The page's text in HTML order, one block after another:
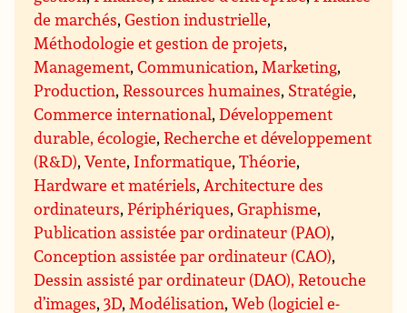
de marchés,Gestion industrielle,
Méthodologie et gestion de projets,
Management,Communication, Marketing,
Production,Ressources humaines, Stratégie,
Commerce international,Développement
durable, écologie,Recherche et développement
(R&D),Vente, Informatique,Théorie,
Hardware et matériels, Architecture des
ordinateurs,Périphériques,Graphisme,
Publication assistée par ordinateur (PAO),
Conception assistée par ordinateur (CAO),
Dessin assisté par ordinateur (DAO), Retouche
d’images,3D, Modélisation,Web (logiciel e-